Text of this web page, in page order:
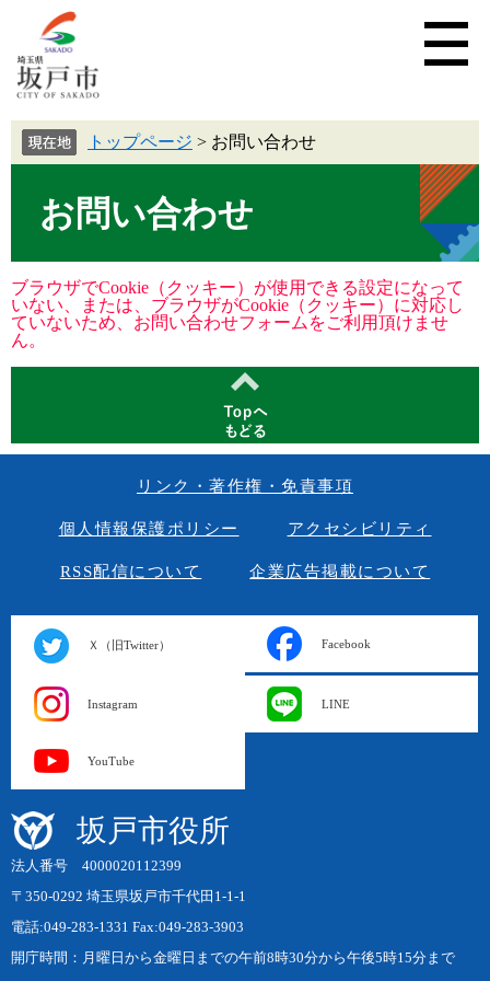
トップページ > お問い合わせ
お問い合わせ
ブラウザでCookie（クッキー）が使用できる設定になって
いない、または、ブラウザがCookie（クッキー）に対応し
ていないため、お問い合わせフォームをご利用頂けませ
ん。
リンク・著作権・免責事項
個人情報保護ポリシー アクセシビリティ
RSS配信について 企業広告掲載について
Ｘ（旧Twitter） Facebook
Instagram LINE
YouTube
坂戸市役所
法人番号 4000020112399
〒350-0292 埼玉県坂戸市千代田1-1-1
電話:049-283-1331 Fax:049-283-3903
開庁時間：月曜日から金曜日までの午前8時30分から午後5時15分まで